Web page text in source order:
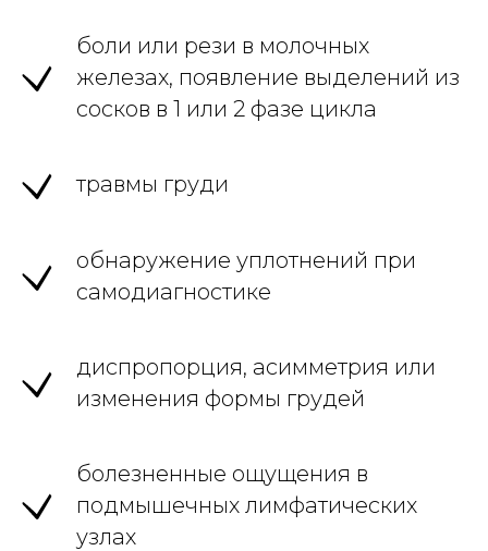
боли или рези в молочных
железах, появление выделений из
сосков в 1 или 2 фазе цикла
травмы груди
обнаружение уплотнений при
самодиагностике
диспропорция, асимметрия или
изменения формы грудей
болезненные ощущения в
подмышечных лимфатических
узлах